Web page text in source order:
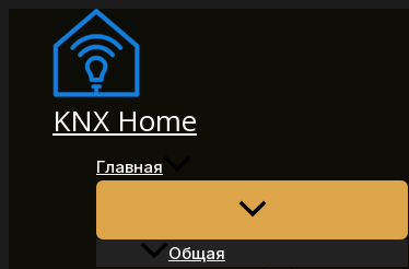
Перейти
содержимому
KNX Home
Главная
Общая